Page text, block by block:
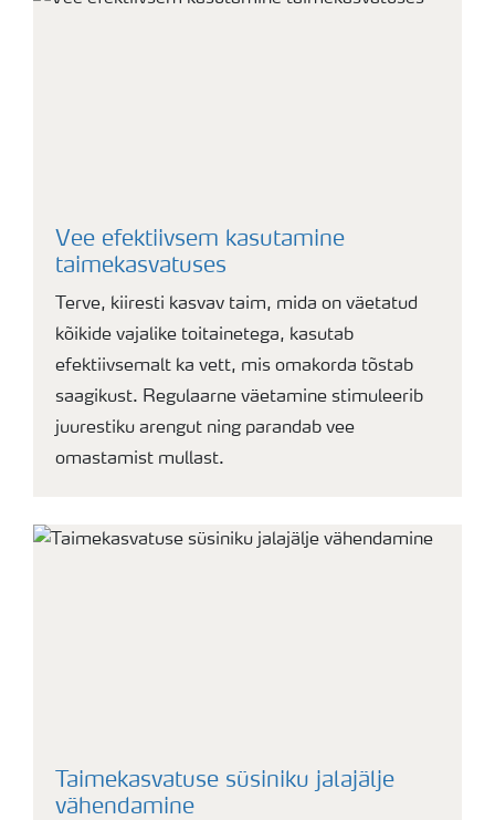
Vee efektiivsem kasutamine
taimekasvatuses
Terve, kiiresti kasvav taim, mida on väetatud
kõikide vajalike toitainetega, kasutab
efektiivsemalt ka vett, mis omakorda tõstab
saagikust. Regulaarne väetamine stimuleerib
juurestiku arengut ning parandab vee
omastamist mullast.
Taimekasvatuse süsiniku jalajälje
vähendamine